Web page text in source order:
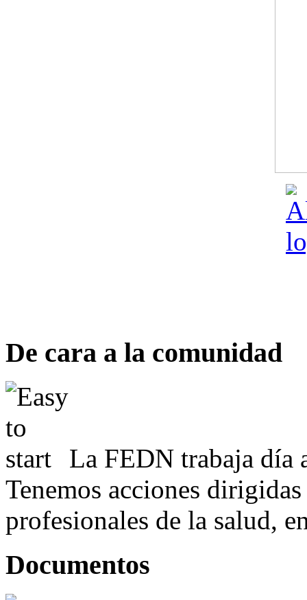
De cara a la comunidad
La FEDN trabaja día
Tenemos acciones
profesionales de la salud,
Documentos